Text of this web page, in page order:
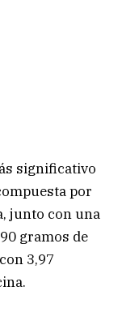
significativo
por
junto con una
gramos de
3,97